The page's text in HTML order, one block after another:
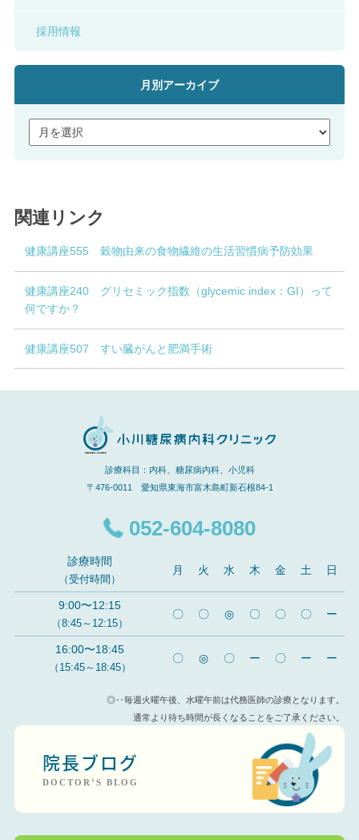
採用情報
月別アーカイブ
関連リンク
健康講座555 穀物由来の食物繊維の生活習慣病予防効果
健康講座240 グリセミック指数（glycemic index：GI）って
何ですか？
健康講座507 すい臓がんと肥満手術
診療科目：内科、糖尿病内科、小児科
〒476-0011 愛知県東海市富木島町新石根84-1
052-604-8080
診療時間
（受付時間）
月 火 水 木 金 土 日
9:00〜12:15
（8:45～12:15）
〇 〇 ◎ 〇 〇 〇 ー
16:00〜18:45
（15:45～18:45）
〇 ◎ 〇 ー 〇 ー ー
◎‥毎週火曜午後、水曜午前は代務医師の診療となります。
通常より待ち時間が長くなることをご了承ください。
院長ブログ
DOCTOR’S BLOG